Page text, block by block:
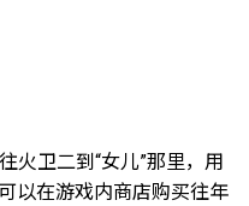
火卫二到“女儿”那里，用
以在游戏内商店购买往年